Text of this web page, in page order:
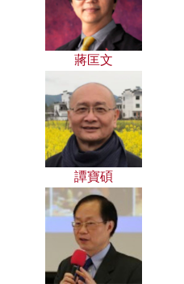
蔣匡文
譚寶碩